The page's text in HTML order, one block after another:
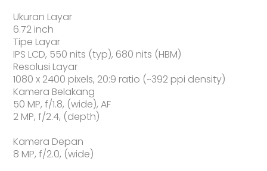
Ukuran Layar
6.72 inch
Tipe Layar
IPS LCD, 550 nits (typ), 680 nits (HBM)
Resolusi Layar
1080 x 2400 pixels, 20:9 ratio (~392 ppi density)
Kamera Belakang
50 MP, f/1.8, (wide), AF
2 MP, f/2.4, (depth)
Kamera Depan
8 MP, f/2.0, (wide)